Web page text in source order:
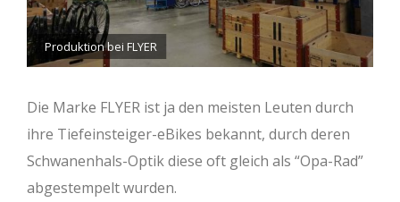
Produktion bei FLYER
Die Marke FLYER ist ja den meisten Leuten durch
ihre Tiefeinsteiger-eBikes bekannt, durch deren
Schwanenhals-Optik diese oft gleich als “Opa-Rad”
abgestempelt wurden.